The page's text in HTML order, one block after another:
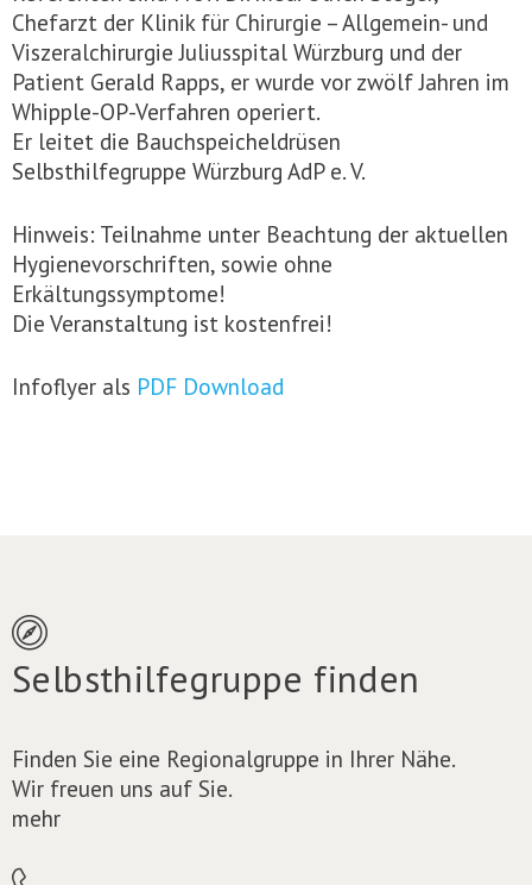
Chefarzt der Klinik für Chirurgie – Allgemein- und
Viszeralchirurgie Juliusspital Würzburg und der
Patient Gerald Rapps, er wurde vor zwölf Jahren im
Whipple-OP-Verfahren operiert.
Er leitet die Bauchspeicheldrüsen
Selbsthilfegruppe Würzburg AdP e. V.
Hinweis: Teilnahme unter Beachtung der aktuellen
Hygienevorschriften, sowie ohne
Erkältungssymptome!
Die Veranstaltung ist kostenfrei!
Infoflyer als PDF Download
Selbsthilfegruppe finden
Finden Sie eine Regionalgruppe in Ihrer Nähe.
Wir freuen uns auf Sie.
mehr